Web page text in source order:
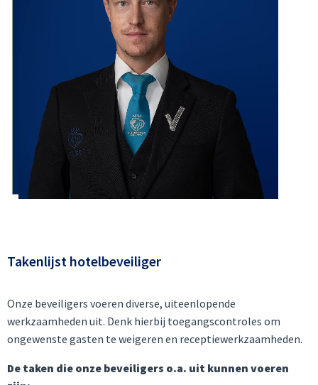
Takenlijst hotelbeveiliger
Onze beveiligers voeren diverse, uiteenlopende
werkzaamheden uit. Denk hierbij toegangscontroles om
ongewenste gasten te weigeren en receptiewerkzaamheden.
De taken die onze beveiligers o.a. uit kunnen voeren